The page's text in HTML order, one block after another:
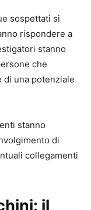
sospettati si
rispondere a
stanno
che
una potenziale
stanno
di
collegamenti
il